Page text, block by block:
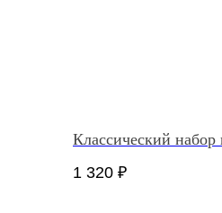
Классический
1 320 ₽